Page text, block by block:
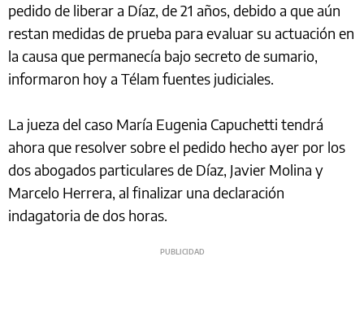
pedido de liberar a Díaz, de 21 años, debido a que aún
restan medidas de prueba para evaluar su actuación en
la causa que permanecía bajo secreto de sumario,
informaron hoy a Télam fuentes judiciales.
La jueza del caso María Eugenia Capuchetti tendrá
ahora que resolver sobre el pedido hecho ayer por los
dos abogados particulares de Díaz, Javier Molina y
Marcelo Herrera, al finalizar una declaración
indagatoria de dos horas.